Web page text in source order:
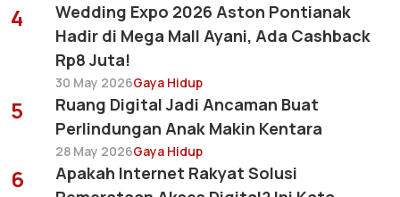
4
Wedding Expo 2026 Aston Pontianak
Hadir di Mega Mall Ayani, Ada Cashback
Rp8 Juta!
30 May 2026Gaya Hidup
5
Ruang Digital Jadi Ancaman Buat
Perlindungan Anak Makin Kentara
28 May 2026Gaya Hidup
6
Apakah Internet Rakyat Solusi